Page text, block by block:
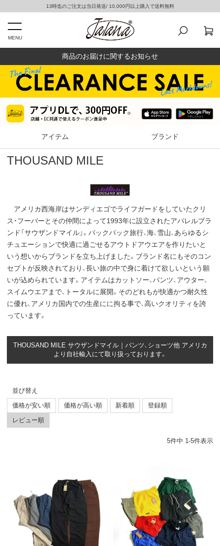
13時迄のご注文は当日発送/ 10,000円以上購入で送料無料
MENU
商品のお届けに関するお知らせ
アイテム ブランド
THOUSAND MILE
アメリカ西海岸はサンディエゴでライフガードをしていたクリ
ス・フーバーとその仲間によって1993年に設立されたアパレルブラ
ンド「サウザンドマイル」。バックパック旅行、海、雪山、あらゆるシ
チュエーションで快適に過ごせるアウトドアウエアを作りたいと
いう想いからブランドを立ち上げました。ブランド名にもそのコン
セプトが反映されており、長い旅の中で身に着けて欲しいという願
いが込められています。アイテムはカットソー、パンツ、アウター、
スイムウエアまで、トータルに展開。そのどれもが快適かつ耐久性
に優れ、アメリカ国内での生産にに拘る事で、高いクオリティを誇
っています。
THOUSAND MILE サウザンドマイル｜パンツ、ショーツ他 アメリカ
より自社輸入にて取り扱っております。
並び替え
価格が安い順
価格が高い順 新着順
登録順
レビュー順
5件中 1-5件表示